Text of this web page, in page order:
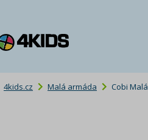
4kids.cz Malá armáda Cobi